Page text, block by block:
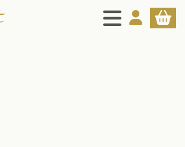
MENU
MON PANIER